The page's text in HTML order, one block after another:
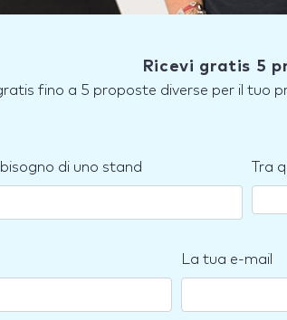
Ricevi gratis 5
fino a 5 proposte diverse per il tuo
di uno stand Tra
La tua e-mail